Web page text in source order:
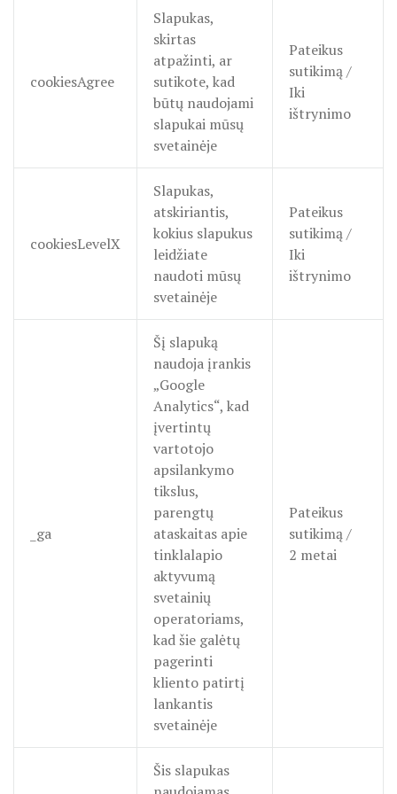
ES Projektas GENIUS LOCI. Tarptautinis muziejų projektas
cookiesAgree
Slapukas,
skirtas
atpažinti, ar
sutikote, kad
būtų naudojami
slapukai mūsų
svetainėje
Pateikus
sutikimą /
Iki
ištrynimo
cookiesLevelX
Slapukas,
atskiriantis,
kokius slapukus
leidžiate
naudoti mūsų
svetainėje
Pateikus
sutikimą /
Iki
ištrynimo
_ga
Šį slapuką
naudoja įrankis
„Google
Analytics“, kad
įvertintų
vartotojo
apsilankymo
tikslus,
parengtų
ataskaitas apie
tinklalapio
aktyvumą
svetainių
operatoriams,
kad šie galėtų
pagerinti
kliento patirtį
lankantis
svetainėje
Pateikus
sutikimą /
2 metai
Šis slapukas